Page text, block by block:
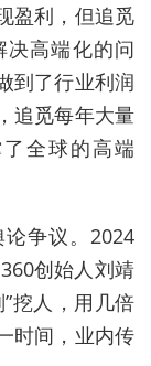
盈利， 但追觅
决高端化的问
到了行业利润
追觅每年大量
全球的高端
争议。2024
创始人刘靖
挖人，用几倍
时间，业内传